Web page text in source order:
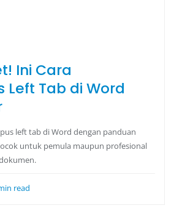
Ini Cara
Left Tab di Word
left tab di Word dengan panduan
untuk pemula maupun profesional
read